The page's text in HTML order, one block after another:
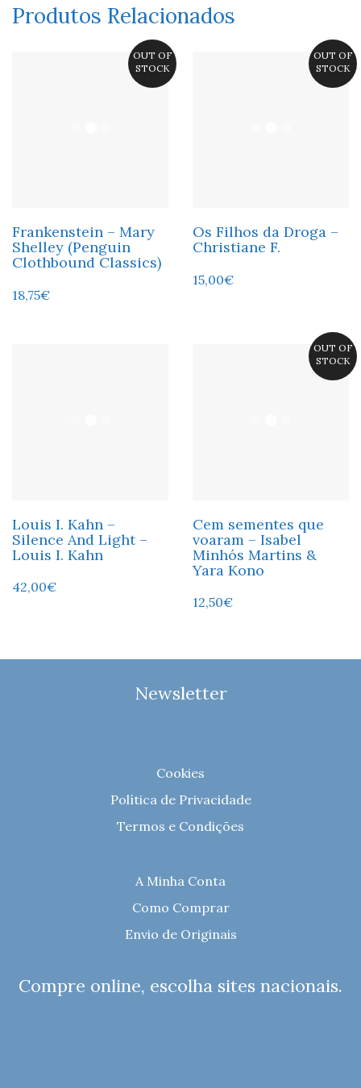
Produtos Relacionados
OUT OF
STOCK
Frankenstein – Mary
Shelley (Penguin
Clothbound Classics)
18,75€
OUT OF
STOCK
Os Filhos da Droga –
Christiane F.
15,00€
Louis I. Kahn –
Silence And Light –
Louis I. Kahn
42,00€
OUT OF
STOCK
Cem sementes que
voaram – Isabel
Minhós Martins &
Yara Kono
12,50€
Newsletter
Cookies
Política de Privacidade
Termos e Condições
A Minha Conta
Como Comprar
Envio de Originais
Compre online, escolha sites nacionais.